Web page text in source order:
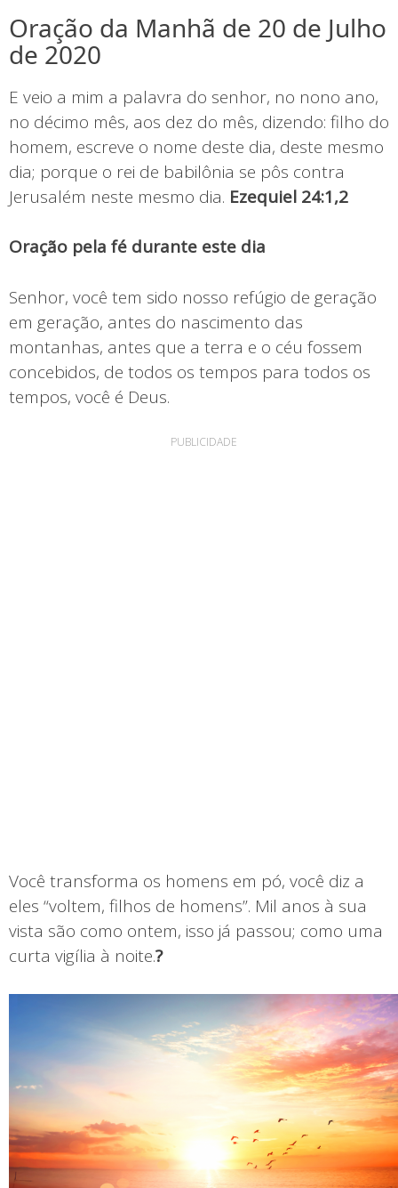
Oração da Manhã de 20 de Julho
de 2020
E veio a mim a palavra do senhor, no nono ano,
no décimo mês, aos dez do mês, dizendo: filho do
homem, escreve o nome deste dia, deste mesmo
dia; porque o rei de babilônia se pôs contra
Jerusalém neste mesmo dia. Ezequiel 24:1,2
Oração pela fé durante este dia
Senhor, você tem sido nosso refúgio de geração
em geração, antes do nascimento das
montanhas, antes que a terra e o céu fossem
concebidos, de todos os tempos para todos os
tempos, você é Deus.
PUBLICIDADE
Você transforma os homens em pó, você diz a
eles “voltem, filhos de homens”. Mil anos à sua
vista são como ontem, isso já passou; como uma
curta vigília à noite.?